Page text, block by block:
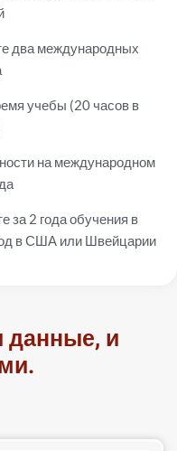
два международных
учебы (20 часов в
на международном
за 2 года обучения в
в США или Швейцарии
данные, и